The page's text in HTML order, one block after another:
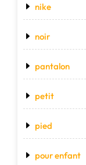
nike
noir
pantalon
petit
pied
pour enfant